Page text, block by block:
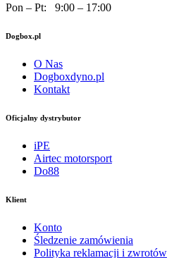
Pon – Pt: 9:00 – 17:00
Dogbox.pl
O Nas
Dogboxdyno.pl
Kontakt
Oficjalny dystrybutor
iPE
Airtec motorsport
Do88
Klient
Konto
Śledzenie zamówienia
Polityka reklamacji i zwrotów